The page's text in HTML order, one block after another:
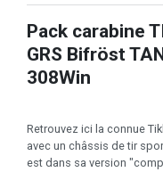
Pack carabine
GRS Bifröst
308Win
Retrouvez ici la connue
avec un châssis de tir
est dans sa version